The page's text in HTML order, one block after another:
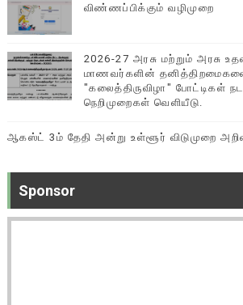
விண்ணப்பிக்கும் வழிமுறை
2026-27 அரசு மற்றும் அரசு
மாணவர்களின்
"கலைத்திருவிழா" போட்டிகள்
நெறிமுறைகள் வெளியீடு.
ஆகஸ்ட் 3ம் தேதி அன்று உள்ளூர் விடுமுறை
Sponsor